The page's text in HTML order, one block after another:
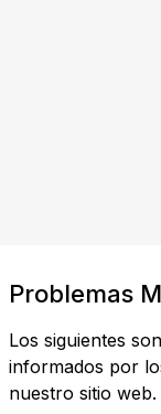
Problemas
Los siguientes
informados por
nuestro sitio web.